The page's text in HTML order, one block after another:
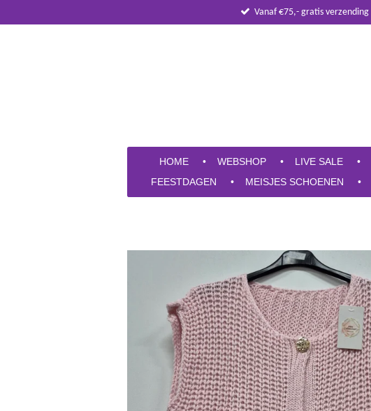
direct
Vanaf €75,- gratis verzending
HOME WEBSHOP LIVE SALE
FEESTDAGEN
MEISJES SCHOENEN